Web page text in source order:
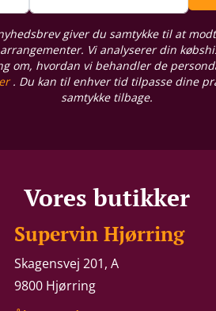
giver du samtykke til at
Vi analyserer din
om, hvordan vi behandler de
. Du kan til enhver tid tilpasse dine
samtykke tilbage.
Vores butikker
Supervin Hjørring
Skagensvej 201, A
9800 Hjørring